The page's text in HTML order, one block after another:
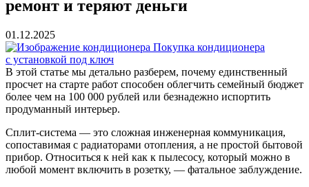
ремонт и теряют деньги
01.12.2025
Покупка кондиционера
с установкой под ключ
В этой статье мы детально разберем, почему единственный
просчет на старте работ способен облегчить семейный бюджет
более чем на 100 000 рублей или безнадежно испортить
продуманный интерьер.
Сплит-система — это сложная инженерная коммуникация,
сопоставимая с радиаторами отопления, а не простой бытовой
прибор. Относиться к ней как к пылесосу, который можно в
любой момент включить в розетку, — фатальное заблуждение.